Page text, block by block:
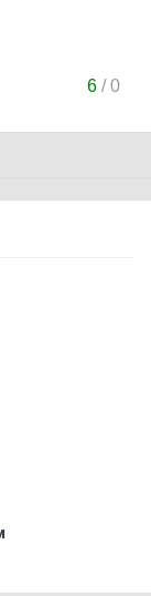
6/0